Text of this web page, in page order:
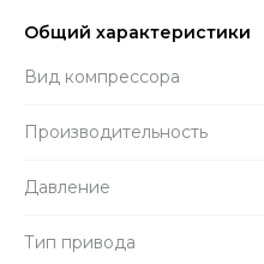
Общий характеристики
Вид компрессора
Производитель­ность
Давление
Тип привода